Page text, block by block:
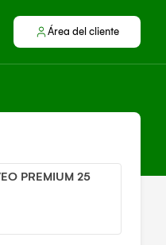
Área del cliente
PREMIUM 25